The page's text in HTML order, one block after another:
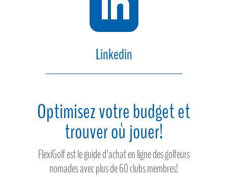
Linkedin
Optimisez votre budget et
trouver où jouer!
FlexiGolf est le guide d'achat en ligne des golfeurs
nomades avec plus de 60 clubs membres!